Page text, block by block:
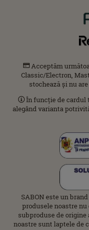
Acceptăm
Classic/Electron,
stochează și nu
În funcție de cardul
alegând varianta
SABON este un
produsele noastre
subproduse de
noastre sunt laptele de